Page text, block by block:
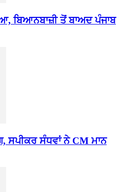
ਬਿਆਨਬਾਜ਼ੀ ਤੋਂ ਬਾਅਦ ਪੰਜਾਬ
ਸਪੀਕਰ ਸੰਧਵਾਂ ਨੇ CM ਮਾਨ